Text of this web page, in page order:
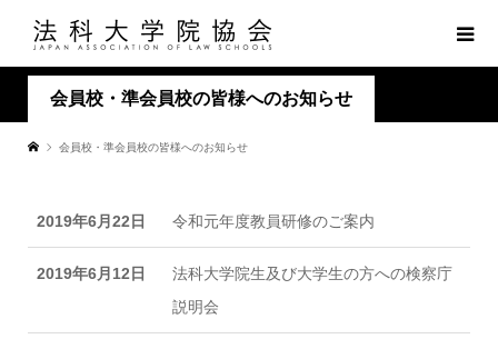
会員校・準会員校の皆様へのお知らせ
会員校・準会員校の皆様へのお知らせ
2019年6月22日 令和元年度教員研修のご案内
2019年6月12日
法科大学院生及び大学生の方への検察庁
説明会